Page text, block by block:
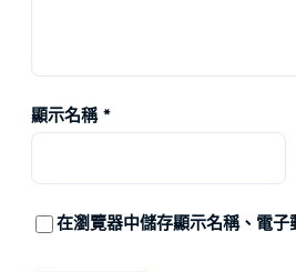
顯示名稱 *
在瀏覽器中儲存顯示名稱、電